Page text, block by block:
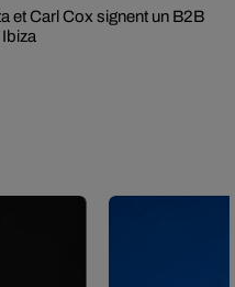
et Carl Cox signent un B2B